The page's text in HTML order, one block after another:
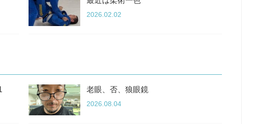
2026.02.02
老眼、否、狼眼鏡
2026.08.04